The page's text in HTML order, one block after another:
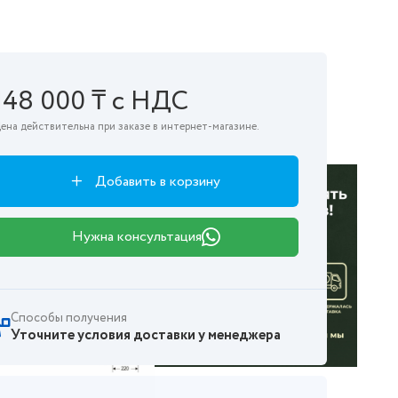
000 ₸ с НДС
действительна при заказе в интернет-магазине.
Добавить в корзину
Нужна консультация
Способы получения
Уточните условия доставки у менеджера